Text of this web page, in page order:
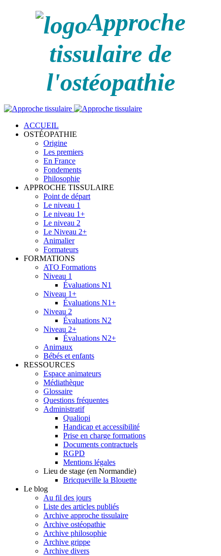
Approche
tissulaire de
l'ostéopathie
ACCUEIL
OSTÉOPATHIE
Origine
Les premiers
En France
Fondements
Philosophie
APPROCHE TISSULAIRE
Point de départ
Le niveau 1
Le niveau 1+
Le niveau 2
Le Niveau 2+
Animalier
Formateurs
FORMATIONS
ATO Formations
Niveau 1
Évaluations N1
Niveau 1+
Évaluations N1+
Niveau 2
Évaluations N2
Niveau 2+
Évaluations N2+
Animaux
Bébés et enfants
RESSOURCES
Espace animateurs
Médiathèque
Glossaire
Questions fréquentes
Administratif
Qualiopi
Handicap et accessibilité
Prise en charge formations
Documents contractuels
RGPD
Mentions légales
Lieu de stage (en Normandie)
Bricqueville la Blouette
Le blog
Au fil des jours
Liste des articles publiés
Archive approche tissulaire
Archive ostéopathie
Archive philosophie
Archive grippe
Archive divers